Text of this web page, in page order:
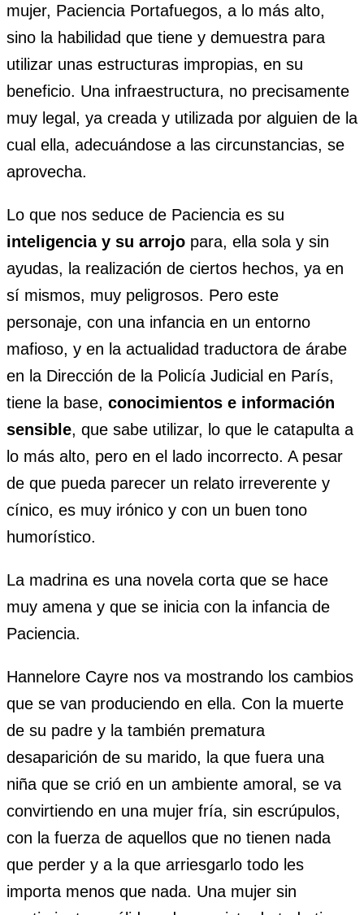
mujer, Paciencia Portafuegos, a lo más alto,
sino la habilidad que tiene y demuestra para
utilizar unas estructuras impropias, en su
beneficio. Una infraestructura, no precisamente
muy legal, ya creada y utilizada por alguien de la
cual ella, adecuándose a las circunstancias, se
aprovecha.
Lo que nos seduce de Paciencia es su
inteligencia y su arrojo para, ella sola y sin
ayudas, la realización de ciertos hechos, ya en
sí mismos, muy peligrosos. Pero este
personaje, con una infancia en un entorno
mafioso, y en la actualidad traductora de árabe
en la Dirección de la Policía Judicial en París,
tiene la base, conocimientos e información
sensible, que sabe utilizar, lo que le catapulta a
lo más alto, pero en el lado incorrecto. A pesar
de que pueda parecer un relato irreverente y
cínico, es muy irónico y con un buen tono
humorístico.
La madrina es una novela corta que se hace
muy amena y que se inicia con la infancia de
Paciencia.
Hannelore Cayre nos va mostrando los cambios
que se van produciendo en ella. Con la muerte
de su padre y la también prematura
desaparición de su marido, la que fuera una
niña que se crió en un ambiente amoral, se va
convirtiendo en una mujer fría, sin escrúpulos,
con la fuerza de aquellos que no tienen nada
que perder y a la que arriesgarlo todo les
importa menos que nada. Una mujer sin